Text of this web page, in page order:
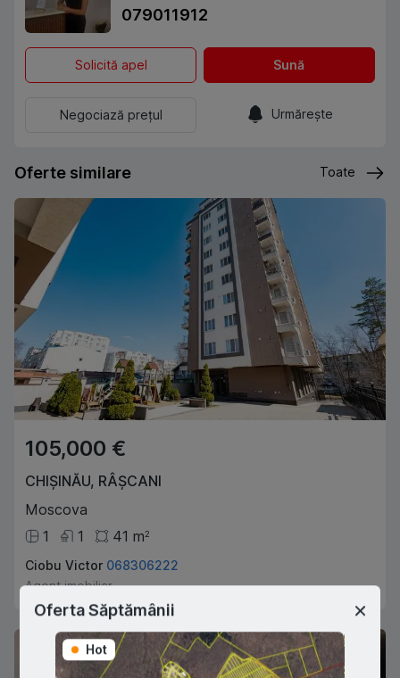
079011912
Solicită apel Sună
Negociază prețul Urmărește
Oferte similare Toate
105,000 €
CHIȘINĂU, RÂȘCANI
Moscova
1
1 41 m2
Ciobu Victor 068306222
Agent imobiliar
Oferta Săptămânii
Hot